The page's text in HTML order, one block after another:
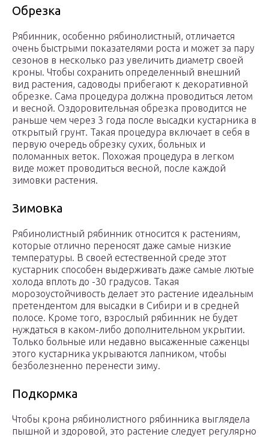
Обрезка
Рябинник, особенно рябинолистный, отличается
очень быстрыми показателями роста и может за пару
сезонов в несколько раз увеличить диаметр своей
кроны. Чтобы сохранить определенный внешний
вид растения, садоводы прибегают к декоративной
обрезке. Сама процедура должна проводиться летом
и весной. Оздоровительная обрезка проводится не
раньше чем через 3 года после высадки кустарника в
открытый грунт. Такая процедура включает в себя в
первую очередь обрезку сухих, больных и
поломанных веток. Похожая процедура в легком
виде может проводиться весной, после каждой
зимовки растения.
Зимовка
Рябинолистный рябинник относится к растениям,
которые отлично переносят даже самые низкие
температуры. В своей естественной среде этот
кустарник способен выдерживать даже самые лютые
холода вплоть до -30 градусов. Такая
морозоустойчивость делает это растение идеальным
претендентом для высадки в Сибири и в средней
полосе. Кроме того, взрослый рябинник не будет
нуждаться в каком-либо дополнительном укрытии.
Только больные или недавно высаженные саженцы
этого кустарника укрываются лапником, чтобы
безболезненно перенести зиму.
Подкормка
Чтобы крона рябинолистного рябинника выглядела
пышной и здоровой, это растение следует регулярно